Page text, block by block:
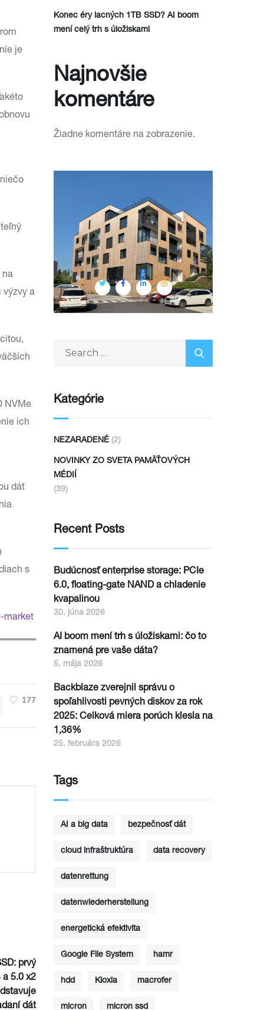
je
na
výzvy a
NVMe
ich
dát
s
market
177
prvý
a 5.0 x2
dát
Konec éry lacných 1TB SSD? AI boom
mení celý trh s úložiskami
Najnovšie
komentáre
Žiadne komentáre na zobrazenie.
Kategórie
NEZARADENÉ (2)
NOVINKY ZO SVETA PAMÄŤOVÝCH
MÉDIÍ
(39)
Recent Posts
Budúcnosť enterprise storage: PCIe
6.0, floating-gate NAND a chladenie
kvapalinou
30. júna 2026
AI boom mení trh s úložiskami: čo to
znamená pre vaše dáta?
5. mája 2026
Backblaze zverejnil správu o
spoľahlivosti pevných diskov za rok
2025: Celková miera porúch klesla na
1,36%
25. februára 2026
Tags
AI a big data bezpečnosť dát
cloud infraštruktúra data recovery
datenrettung
datenwiederherstellung
energetická efektivita
Google File System hamr
hdd Kioxia macrofer
micron micron ssd